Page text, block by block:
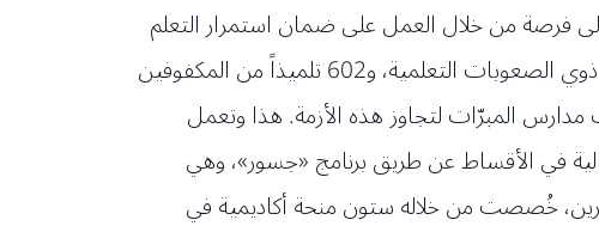
إلى فرصة من خلال العمل على ضمان استمرار التعلم
لأكثر من 80% من تلامذة المبرّات الذين تخطى عددهم 20 ألف تلميذ من بينهم 985 تلميذاً مدمجاً من ذوي الصعوبات التعلمية، و602 تلميذاً من المكفوفين
المبرّات لتجاوز هذه الأزمة. هذا وتعمل
في الأقساط عن طريق برنامج «جسور»، وهي
خُصصت من خلاله ستون منحة أكاديمية في